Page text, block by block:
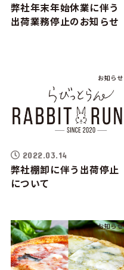
弊社年末年始休業に伴う
出荷業務停止のお知らせ
お知らせ
2022.03.14
弊社棚卸に伴う出荷停止
について
お知らせ